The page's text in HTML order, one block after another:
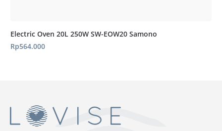
Electric Oven 20L 250W SW-EOW20 Samono
Rp564.000